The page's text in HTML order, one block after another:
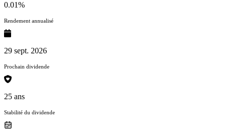
0.01%
Rendement annualisé
29 sept. 2026
Prochain dividende
25 ans
Stabilité du dividende